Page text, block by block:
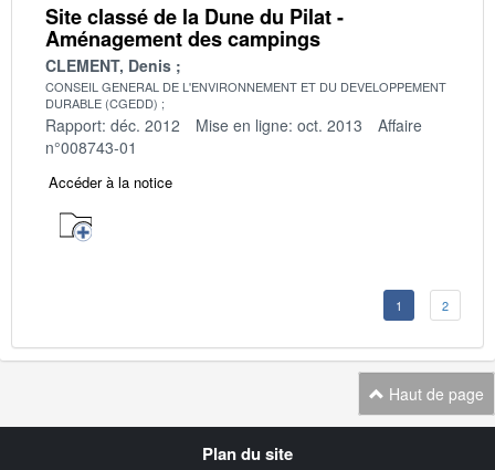
Site classé de la Dune du Pilat -
Aménagement des campings
CLEMENT, Denis
CONSEIL GENERAL DE L'ENVIRONNEMENT ET DU DEVELOPPEMENT
DURABLE (CGEDD)
Rapport: déc. 2012 Mise en ligne: oct. 2013
Affaire
n°008743-01
Accéder à la notice
1 2
Haut de page
Plan du site